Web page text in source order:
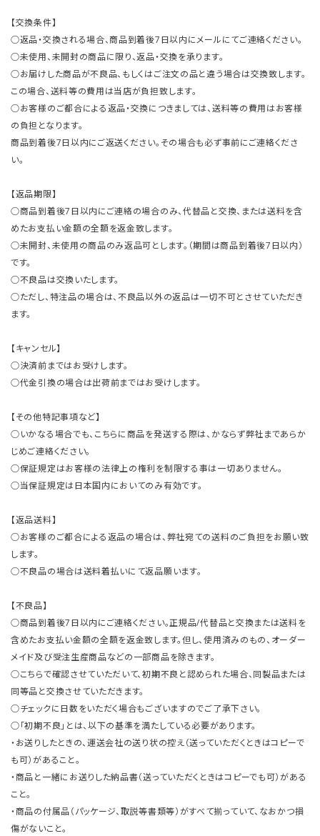
【交換条件】
○返品・交換される場合、商品到着後7日以内にメールにてご連絡ください。
○未使用、未開封の商品に限り、返品・交換を承ります。
○お届けした商品が不良品、もしくはご注文の品と違う場合は交換致します。
この場合、送料等の費用は当店が負担致します。
○お客様のご都合による返品・交換につきましては、送料等の費用はお客様
の負担となります。
商品到着後7日以内にご返送ください。その場合も必ず事前にご連絡くださ
い。
【返品期限】
○商品到着後7日以内にご連絡の場合のみ、代替品と交換、または送料を含
めたお支払い金額の全額を返金致します。
○未開封、未使用の商品のみ返品可とします。（期間は商品到着後7日以内）
です。
○不良品は交換いたします。
○ただし、特注品の場合は、不良品以外の返品は一切不可とさせていただき
ます。
【キャンセル】
○決済前まではお受けします。
○代金引換の場合は出荷前まではお受けします。
【その他特記事項など】
○いかなる場合でも、こちらに商品を発送する際は、かならず弊社まであらか
じめご連絡ください。
○保証規定はお客様の法律上の権利を制限する事は一切ありません。
○当保証規定は日本国内においてのみ有効です。
【返品送料】
○お客様のご都合による返品の場合は、弊社宛ての送料のご負担をお願い致
します。
○不良品の場合は送料着払いにて返品願います。
【不良品】
○商品到着後7日以内にご連絡ください。正規品/代替品と交換または送料を
含めたお支払い金額の全額を返金致します。但し、使用済みのもの、オーダー
メイド及び受注生産商品などの一部商品を除きます。
○こちらで確認させていただいて、初期不良と認められた場合、同製品または
同等品と交換させていただきます。
○チェックに日数をいただく場合もございますのでご了承下さい。
○「初期不良」とは、以下の基準を満たしている必要があります。
・お送りしたときの、運送会社の送り状の控え（送っていただくときはコピーで
も可）があること。
・商品と一緒にお送りした納品書（送っていただくときはコピーでも可）がある
こと。
・商品の付属品（パッケージ、取説等書類等）がすべて揃っていて、なおかつ損
傷がないこと。